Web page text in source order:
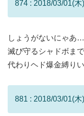
874 : 2018/03/01(
しょうがないにゃあ…
滅び守るシャドボま
代わりヘド爆金縛り
881 : 2018/03/01(